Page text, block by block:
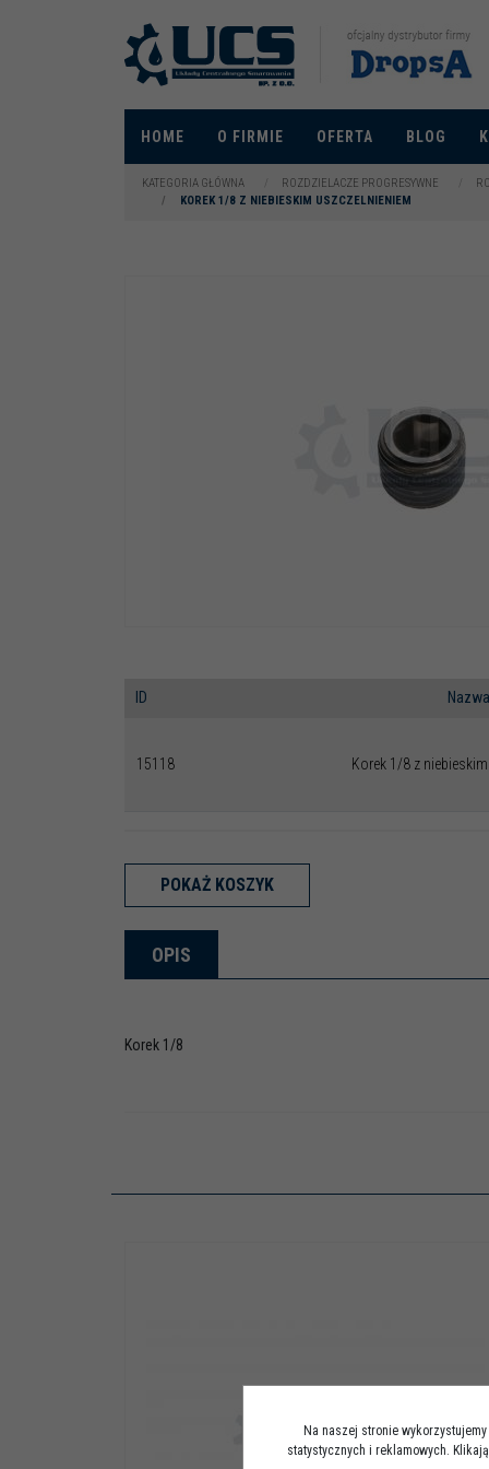
HOME O FIRMIE OFERTA BLOG
KATEGORIA GŁÓWNA ROZDZIELACZE PROGRESYWNE
/
KOREK 1/8 Z NIEBIESKIM USZCZELNIENIEM
ID Nazwa
15118 Korek 1/8 z
POKAŻ KOSZYK
OPIS
Korek 1/8
Na naszej stronie
statystycznych i reklamowych.